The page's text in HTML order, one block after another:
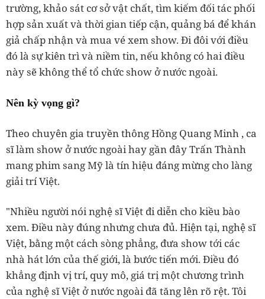
trường, khảo sát cơ sở vật chất, tìm kiếm đối tác phối
hợp sản xuất và thời gian tiếp cận, quảng bá để khán
giả chấp nhận và mua vé xem show. Đi đôi với điều
đó là sự kiên trì và niềm tin, nếu không có hai điều
này sẽ không thể tổ chức show ở nước ngoài.
Nên kỳ vọng gì?
Theo chuyên gia truyền thông Hồng Quang Minh , ca
sĩ làm show ở nước ngoài hay gần đây Trấn Thành
mang phim sang Mỹ là tín hiệu đáng mừng cho làng
giải trí Việt.
"Nhiều người nói nghệ sĩ Việt đi diễn cho kiều bào
xem. Điều này đúng nhưng chưa đủ. Hiện tại, nghệ sĩ
Việt, bằng một cách sòng phẳng, đưa show tới các
nhà hát lớn của thế giới, là bước tiến mới. Điều đó
khẳng định vị trí, quy mô, giá trị một chương trình
của nghệ sĩ Việt ở nước ngoài đã tăng lên rõ rệt. Tôi